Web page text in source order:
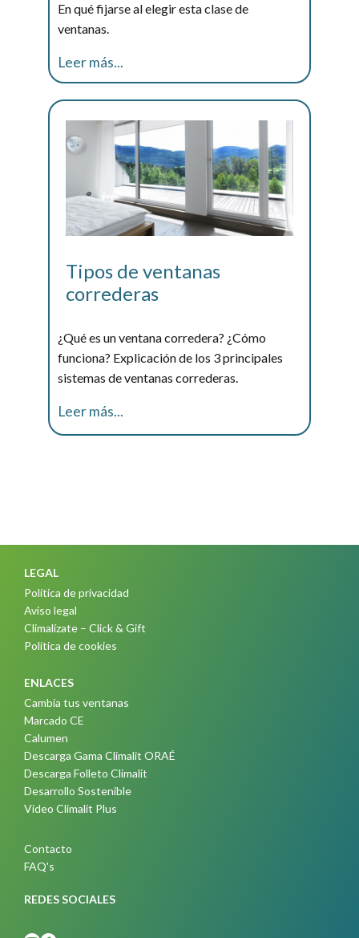
En qué fijarse al elegir esta clase de
ventanas.
Leer más...
Tipos de ventanas
correderas
¿Qué es un ventana corredera? ¿Cómo
funciona? Explicación de los 3 principales
sistemas de ventanas correderas.
Leer más...
LEGAL
Política de privacidad
Aviso legal
Climalízate – Click & Gift
Política de cookies
ENLACES
Cambia tus ventanas
Marcado CE
Calumen
Descarga Gama Climalit ORAÉ
Descarga Folleto Climalit
Desarrollo Sostenible
Video Climalit Plus
Contacto
FAQ's
REDES SOCIALES